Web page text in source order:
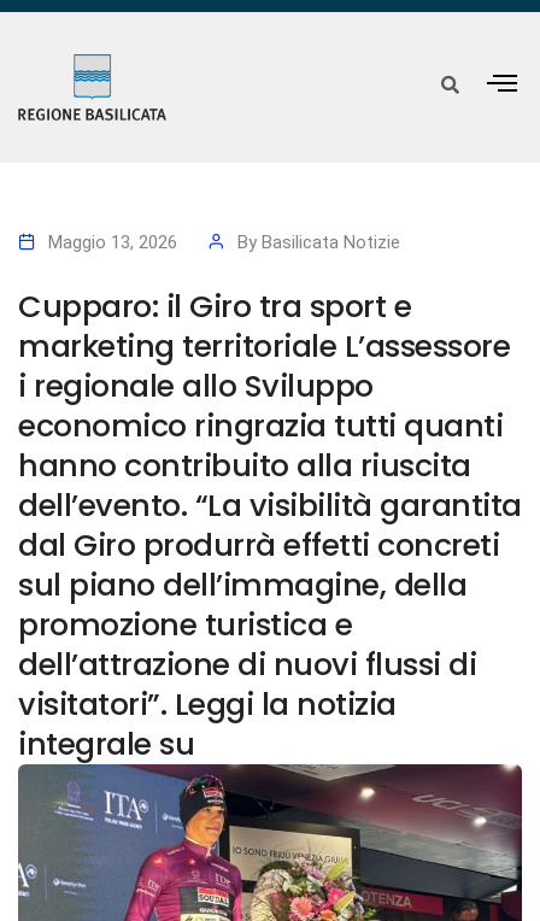
Maggio 13, 2026 By Basilicata Notizie
Cupparo: il Giro tra sport e
marketing territoriale L’assessore
i regionale allo Sviluppo
economico ringrazia tutti quanti
hanno contribuito alla riuscita
dell’evento. “La visibilità garantita
dal Giro produrrà effetti concreti
sul piano dell’immagine, della
promozione turistica e
dell’attrazione di nuovi flussi di
visitatori”. Leggi la notizia
integrale su